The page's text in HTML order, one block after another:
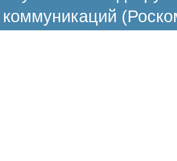
коммуникаций